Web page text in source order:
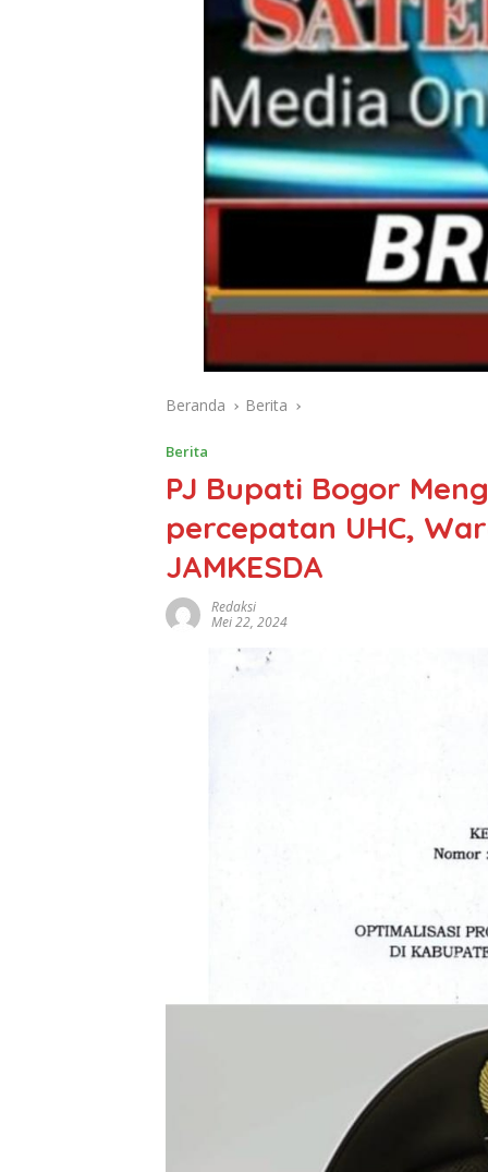
Beranda Berita
Berita
PJ Bupati Bogor
percepatan UHC,
JAMKESDA
Redaksi
Mei 22, 2024